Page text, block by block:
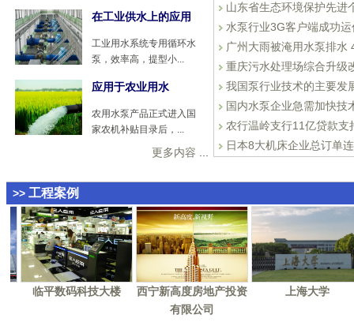
在工业供水上的应用
工业用水系统专用循环水
泵，效率高，提型小...
应用于农业用水
农用水泵产品正式进入国
家农机补贴目录后，...
更多内容
山东省生态环境保护先进
水泵行业3G客户端成功
广州大雨被淹用水泵排水
重庆污水处理场综合升级
我国泵行业技术的主要发
国内水泵企业急需加快技
农行温岭支行11亿贷款支
日本8大机床企业总订单
>> 工程案例
临平数码科技大楼
西宁新高度房地产投资
有限公司
上海大学